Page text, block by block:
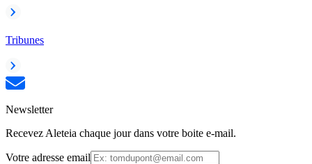
Tribunes
Newsletter
Recevez Aleteia chaque jour dans votre boite e-mail.
Votre adresse email